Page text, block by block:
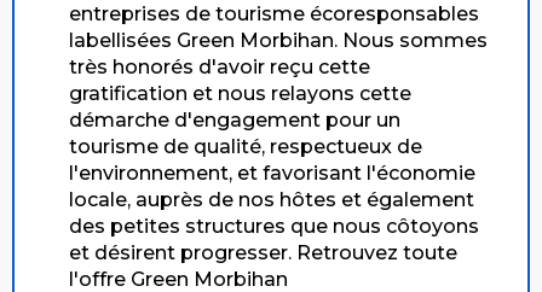
entreprises de tourisme écoresponsables
labellisées Green Morbihan. Nous sommes
très honorés d'avoir reçu cette
gratification et nous relayons cette
démarche d'engagement pour un
tourisme de qualité, respectueux de
l'environnement, et favorisant l'économie
locale, auprès de nos hôtes et également
des petites structures que nous côtoyons
et désirent progresser. Retrouvez toute
l'offre Green Morbihan